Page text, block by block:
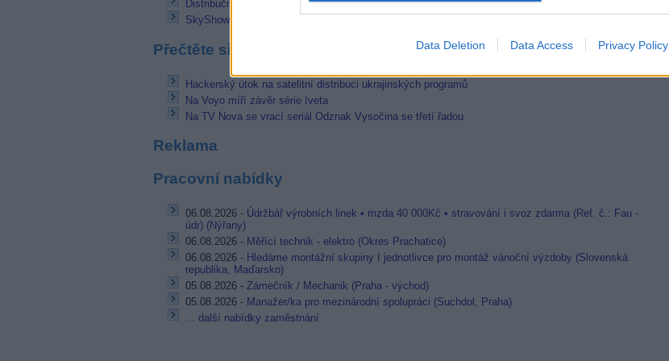
Data Deletion Data Access Privacy Policy
Distribuční multiplex Rai v multistreamu z nového TP
SkyShowtime v červnu: Air Force One Down, Milli Vanilli nebo Trollové 3
Přečtěte si také
Hackerský útok na satelitní distribuci ukrajinských programů
Na Voyo míří závěr série Iveta
Na TV Nova se vrací seriál Odznak Vysočina se třetí řadou
Reklama
Pracovní nabídky
06.08.2026 - Údržbář výrobních linek • mzda 40 000Kč • stravování i svoz zdarma (Ref. č.: Fau -
údr) (Nýřany)
06.08.2026 - Měřící technik - elektro (Okres Prachatice)
06.08.2026 - Hledáme montážní skupiny I jednotlivce pro montáž vánoční výzdoby (Slovenská
republika, Maďarsko)
05.08.2026 - Zámečník / Mechanik (Praha - východ)
05.08.2026 - Manažer/ka pro mezinárodní spolupráci (Suchdol, Praha)
... další nabídky zaměstnání